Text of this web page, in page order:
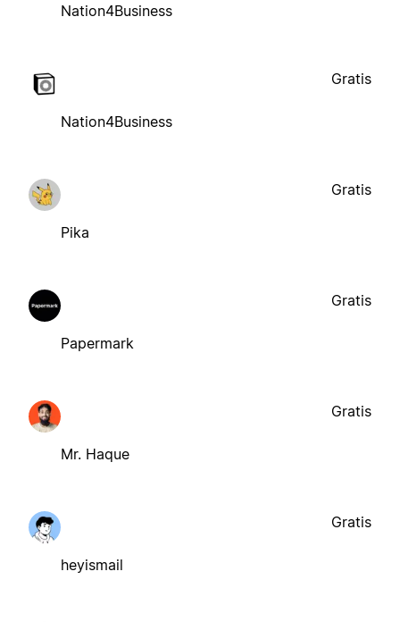
Nation4Business
Nation4Business
Gratis
Pika
Gratis
Papermark
Gratis
Mr. Haque
Gratis
heyismail
Gratis